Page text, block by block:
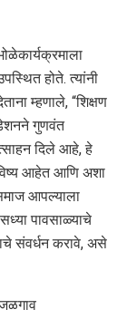
कार्यक्रमाला
होते. त्यांनी
म्हणाले, “शिक्षण
गुणवंत
दिले आहे, हे
आहेत आणि अशा
आपल्याला
पावसाळ्याचे
संवर्धन करावे, असे